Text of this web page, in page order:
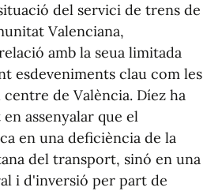
del servici de trens de
Valenciana,
amb la seua limitada
esdeveniments clau com les
centre de València. Díez ha
assenyalar que el
en una deficiència de la
del transport, sinó en una
i d'inversió per part de